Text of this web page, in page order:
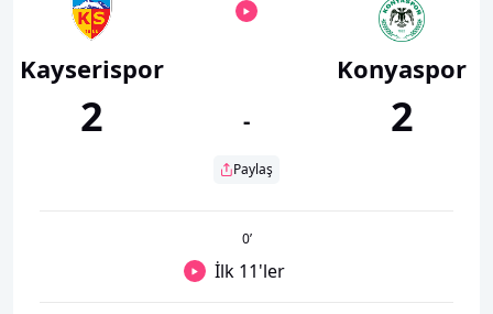
Kayserispor
2 -
Paylaş
Konyaspor
2
0’
İlk 11'ler